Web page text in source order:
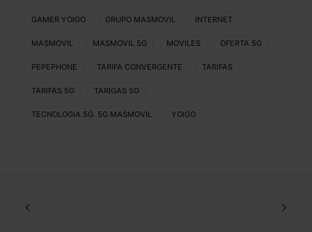
GAMER YOIGO GRUPO MASMOVIL INTERNET
MASMOVIL MASMOVIL 5G MOVILES OFERTA 5G
PEPEPHONE TARIFA CONVERGENTE TARIFAS
TARIFAS 5G TARIGAS 5G
TECNOLOGIA 5G. 5G MASMOVIL YOIGO